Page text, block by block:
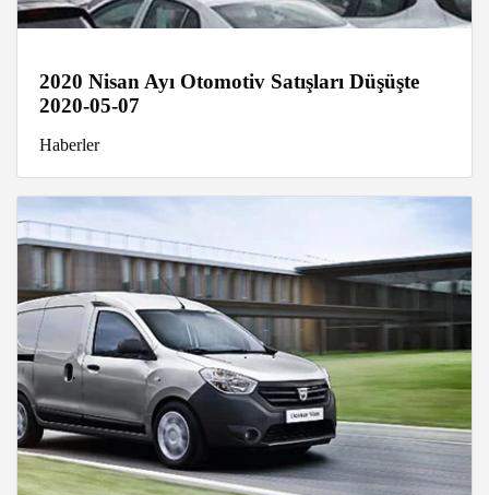
2020 Nisan Ayı Otomotiv Satışları Düşüşte
2020-05-07
Haberler